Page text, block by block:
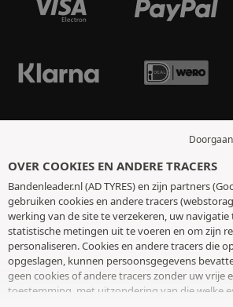
OVER COOKIES EN ANDERE TRACERS
Bandenleader.nl (AD TYRES) en zijn partners
gebruiken cookies en andere tracers
werking van de site te verzekeren, uw
statistische metingen uit te voeren en om zijn
personaliseren. Cookies en andere tracers die
opgeslagen, kunnen persoonsgegevens
geen cookies of andere tracers zonder uw vrije
toestemming, met uitzondering van die welke